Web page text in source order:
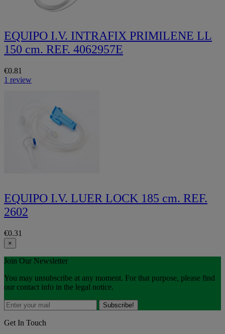
EQUIPO I.V. INTRAFIX PRIMILENE LL
150 cm. REF. 4062957E
€0.81
1 review
EQUIPO I.V. LUER LOCK 185 cm. REF.
2602
€0.31
×
Join Our Newsletter
You may unsubscribe at any moment. For that purpose, please find
our contact info in the legal notice.
Get In Touch